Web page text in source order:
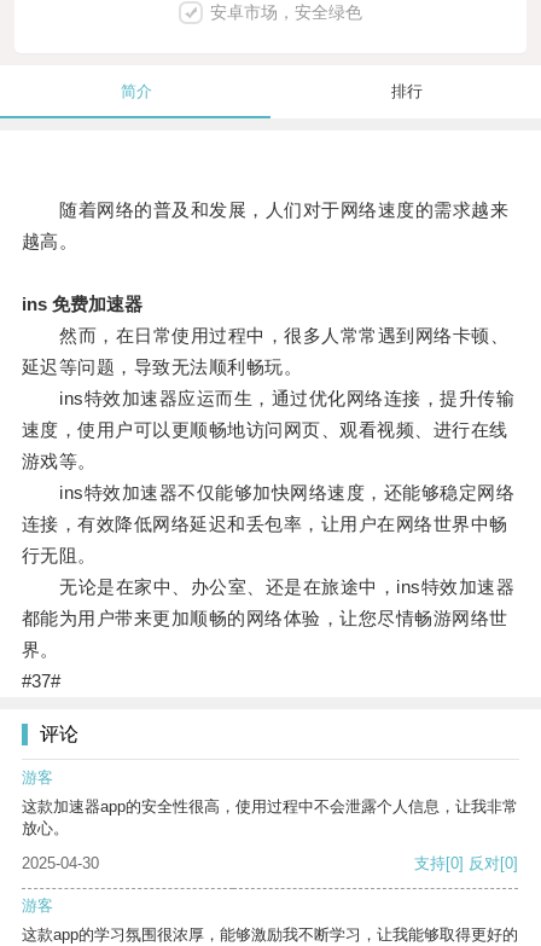
安卓市场，安全绿色
简介 排行
随着网络的普及和发展，人们对于网络速度的需求越来
越高。
ins 免费加速器
然而，在日常使用过程中，很多人常常遇到网络卡顿、
延迟等问题，导致无法顺利畅玩。
ins特效加速器应运而生，通过优化网络连接，提升传输
速度，使用户可以更顺畅地访问网页、观看视频、进行在线
游戏等。
ins特效加速器不仅能够加快网络速度，还能够稳定网络
连接，有效降低网络延迟和丢包率，让用户在网络世界中畅
行无阻。
无论是在家中、办公室、还是在旅途中，ins特效加速器
都能为用户带来更加顺畅的网络体验，让您尽情畅游网络世
界。
#37#
评论
游客
这款加速器app的安全性很高，使用过程中不会泄露个人信息，让我非常
放心。
2025-04-30
支持[0] 反对[0]
游客
这款app的学习氛围很浓厚，能够激励我不断学习，让我能够取得更好的